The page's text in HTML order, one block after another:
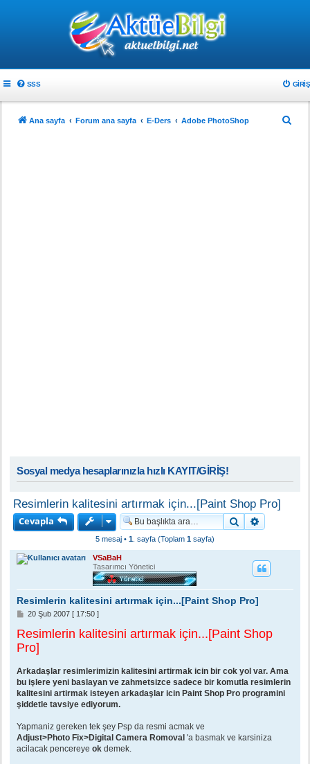
SSS GIRIŞ
Ana sayfa Forum ana sayfa E-Ders Adobe PhotoShop
Sosyal medya hesaplarınızla hızlı KAYIT/GİRİŞ!
Resimlerin kalitesini artırmak için...[Paint Shop Pro]
Cevapla
Ara
5 mesaj • 1 . sayfa (Toplam 1 sayfa)
VSaBaH
Tasarımcı Yönetici
Resimlerin kalitesini artırmak için...[Paint Shop Pro]
M
s
a
20 Şub 2007 [ 17:50 ]
Resimlerin kalitesini artırmak için...[Paint Shop
Pro]
Arkadaşlar resimlerimizin kalitesini artirmak icin bir cok yol var. Ama
bu işlere yeni baslayan ve zahmetsizce sadece bir komutla resimlerin
kalitesini artirmak isteyen arkadaşlar icin Paint Shop Pro programini
şiddetle tavsiye ediyorum.
Yapmaniz gereken tek şey Psp da resmi acmak ve
Adjust>Photo Fix>Digital Camera Romoval 'a basmak ve karsiniza
acilacak pencereye ok demek.